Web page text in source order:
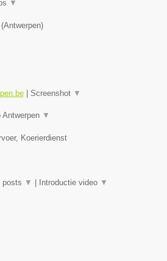
▼
Antwerpen)
| Screenshot ▼
▼
Koerierdienst
posts ▼ Introductie video ▼